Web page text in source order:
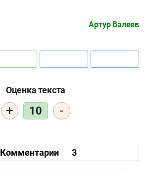
Артур Валеев
Оценка текста
+ 10 -
Комментарии 3